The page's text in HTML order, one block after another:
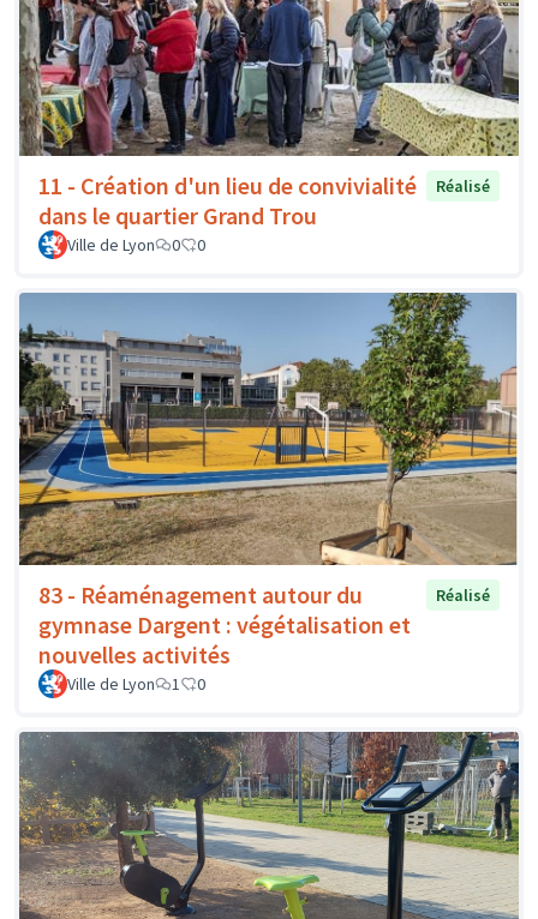
11 - Création d'un lieu de convivialité
dans le quartier Grand Trou
Réalisé
Ville de Lyon 0 0
83 - Réaménagement autour du
gymnase Dargent : végétalisation et
nouvelles activités
Réalisé
Ville de Lyon 1 0